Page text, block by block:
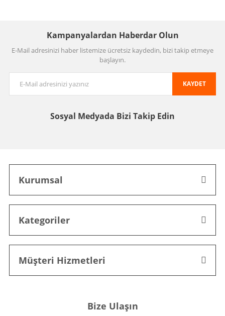
Kampanyalardan Haberdar Olun
E-Mail adresinizi haber listemize ücretsiz kaydedin, bizi takip etmeye
başlayın.
KAYDET
Sosyal Medyada Bizi Takip Edin
Kurumsal
Kategoriler
Müşteri Hizmetleri
Bize Ulaşın